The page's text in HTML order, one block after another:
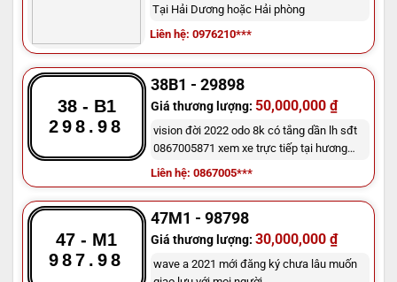
Tại Hải Dương hoặc Hải phòng
Liên hệ: 0976210***
38 - B1
298.98
38B1 - 29898
Giá thương lượng: 50,000,000 ₫
vision đời 2022 odo 8k có tắng dần lh sđt
0867005871 xem xe trực tiếp tại hương
khê hà tinh
Liên hệ: 0867005***
47 - M1
987.98
47M1 - 98798
Giá thương lượng: 30,000,000 ₫
wave a 2021 mới đăng ký chưa lâu muốn